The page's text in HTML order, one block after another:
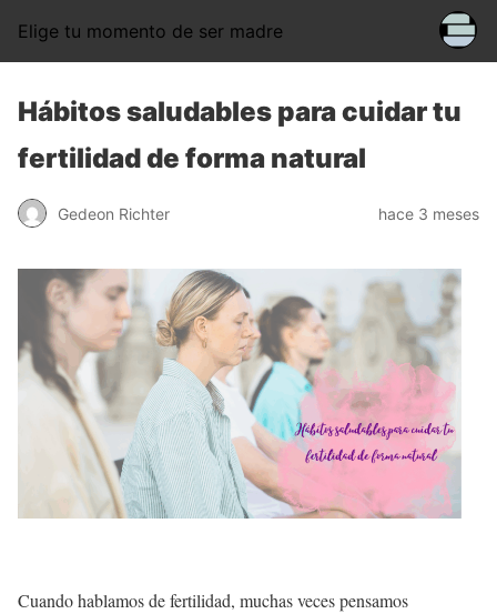
Elige tu momento de ser madre
Hábitos saludables para cuidar tu
fertilidad de forma natural
Gedeon Richter hace 3 meses
Cuando hablamos de fertilidad, muchas veces pensamos